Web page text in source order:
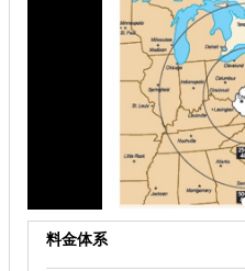
現地に強い士業を探している
料金体系